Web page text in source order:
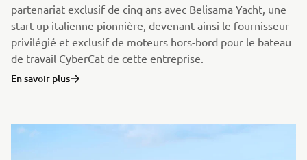
partenariat exclusif de cinq ans avec Belisama Yacht, une
start-up italienne pionnière, devenant ainsi le fournisseur
privilégié et exclusif de moteurs hors-bord pour le bateau
de travail CyberCat de cette entreprise.
En savoir plus